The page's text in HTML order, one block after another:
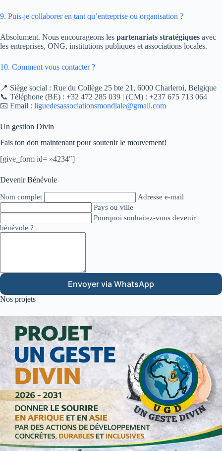
9. Puis-je collaborer en tant qu’entreprise ou organisation ?
Absolument. Nous encourageons les partenariats stratégiques avec
les entreprises, ONG, institutions publiques et associations locales.
10. Comment vous contacter ?
📍 Siège social : Rue du Collège 25 bte 21, 6000 Charleroi, Belgique
📞 Téléphone (BE) : +32 472 285 039 | (CM) : +237 675 713 064
📧 Email : liguedesassociationsmondiale@gmail.com
Un gestion Divin
Fais ton don maintenant pour soutenir le mouvement!
[give_form id= »4234″]
Devenir Bénévole
Nom complet
Adresse e-mail
Pays ou ville
Pourquoi souhaitez-vous devenir
bénévole ?
Envoyer via WhatsApp
Nos projets